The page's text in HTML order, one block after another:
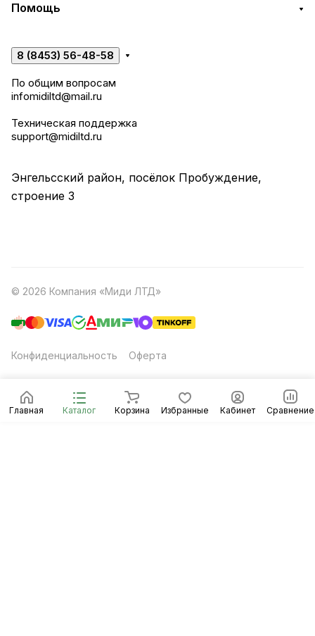
Главная Каталог Корзина Избранные Кабинет Сравнение
Помощь
8 (8453) 56-48-58
По общим вопросам
infomidiltd@mail.ru
Техническая поддержка
support@midiltd.ru
Энгельсский район, посёлок Пробуждение,
строение 3
© 2026 Компания «Миди ЛТД»
Конфиденциальность Оферта